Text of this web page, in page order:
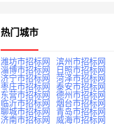
热门城市
潍坊市招标网
滨州市招标网
淄博市招标网
日照市招标网
济宁市招标网
菏泽市招标网
枣庄市招标网
泰安市招标网
东营市招标网
德州市招标网
临沂市招标网
烟台市招标网
聊城市招标网
青岛市招标网
济南市招标网
威海市招标网